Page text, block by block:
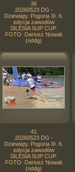
36
20260523 DG -
Dziewiąty. Pogoria III. 6.
edycja zawodów
SILESIA SUP CUP.
FOTO: Dariusz Nowak
(nddg)
41
20260523 DG -
Dziewiąty. Pogoria III. 6.
edycja zawodów
SILESIA SUP CUP.
FOTO: Dariusz Nowak
(nddg)